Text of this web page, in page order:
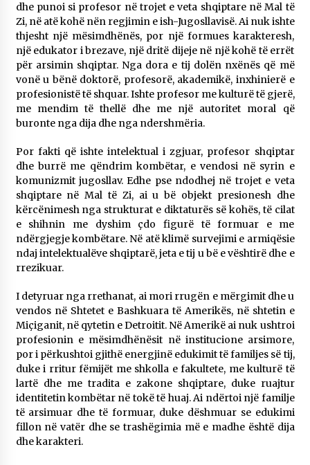
dhe punoi si profesor në trojet e veta shqiptare në Mal të
Zi, në atë kohë nën regjimin e ish-Jugosllavisë. Ai nuk ishte
thjesht një mësimdhënës, por një formues karakteresh,
një edukator i brezave, një dritë dijeje në një kohë të errët
për arsimin shqiptar. Nga dora e tij dolën nxënës që më
vonë u bënë doktorë, profesorë, akademikë, inxhinierë e
profesionistë të shquar. Ishte profesor me kulturë të gjerë,
me mendim të thellë dhe me një autoritet moral që
buronte nga dija dhe nga ndershmëria.
Por fakti që ishte intelektual i zgjuar, profesor shqiptar
dhe burrë me qëndrim kombëtar, e vendosi në syrin e
komunizmit jugosllav. Edhe pse ndodhej në trojet e veta
shqiptare në Mal të Zi, ai u bë objekt presionesh dhe
kërcënimesh nga strukturat e diktaturës së kohës, të cilat
e shihnin me dyshim çdo figurë të formuar e me
ndërgjegje kombëtare. Në atë klimë survejimi e armiqësie
ndaj intelektualëve shqiptarë, jeta e tij u bë e vështirë dhe e
rrezikuar.
I detyruar nga rrethanat, ai mori rrugën e mërgimit dhe u
vendos në Shtetet e Bashkuara të Amerikës, në shtetin e
Miçiganit, në qytetin e Detroitit. Në Amerikë ai nuk ushtroi
profesionin e mësimdhënësit në institucione arsimore,
por i përkushtoi gjithë energjinë edukimit të familjes së tij,
duke i rritur fëmijët me shkolla e fakultete, me kulturë të
lartë dhe me tradita e zakone shqiptare, duke ruajtur
identitetin kombëtar në tokë të huaj. Ai ndërtoi një familje
të arsimuar dhe të formuar, duke dëshmuar se edukimi
fillon në vatër dhe se trashëgimia më e madhe është dija
dhe karakteri.